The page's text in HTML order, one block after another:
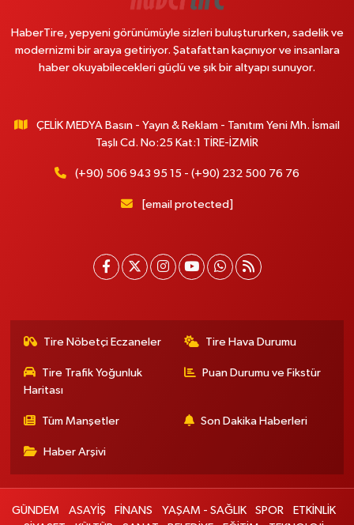
HaberTire, yepyeni görünümüyle sizleri buluştururken, sadelik ve
modernizmi bir araya getiriyor. Şatafattan kaçınıyor ve insanlara
haber okuyabilecekleri güçlü ve şık bir altyapı sunuyor.
ÇELİK MEDYA Basın - Yayın & Reklam - Tanıtım Yeni Mh. İsmail
Taşlı Cd. No:25 Kat:1 TİRE-İZMİR
(+90) 506 943 95 15 - (+90) 232 500 76 76
[email protected]
Tire Nöbetçi Eczaneler Tire Hava Durumu
Tire Trafik Yoğunluk
Haritası
Puan Durumu ve Fikstür
Tüm Manşetler Son Dakika Haberleri
Haber Arşivi
GÜNDEM ASAYİŞ FİNANS YAŞAM - SAĞLIK SPOR
ETKİNLİK